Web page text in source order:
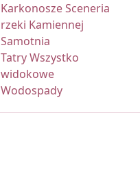
Karkonosze Sceneria
rzeki Kamiennej
Samotnia
Tatry Wszystko
widokowe
Wodospady